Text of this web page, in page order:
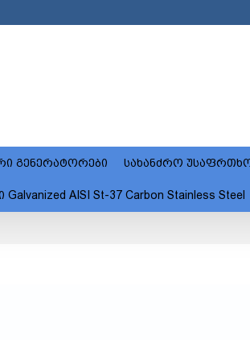
გენერატორები სახანძრო
AISI St-37 Carbon Stainless Steel